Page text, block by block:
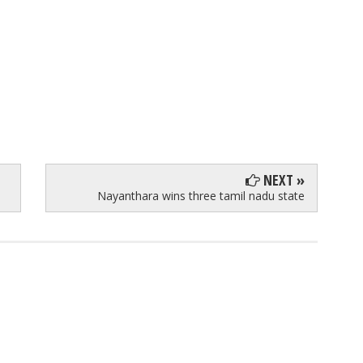
NEXT »
Nayanthara wins three tamil nadu state